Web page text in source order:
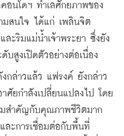
อนโดฯ ทำเลศักยภาพของ
มสนใจ ได้แก่ เพลินจิต
ะริมแม่น้ำเจ้าพระยา ซึ่งยัง
บสูงเปิดตัวอย่างต่อเนื่อง
ล่าวแล้ว แฟรงค์ ยังกล่าว
ศัยกำลังเปลี่ยนแปลงไป โดย
มสำคัญกับคุณภาพชีวิตมาก
ละการเชื่อมต่อกับพื้นที่